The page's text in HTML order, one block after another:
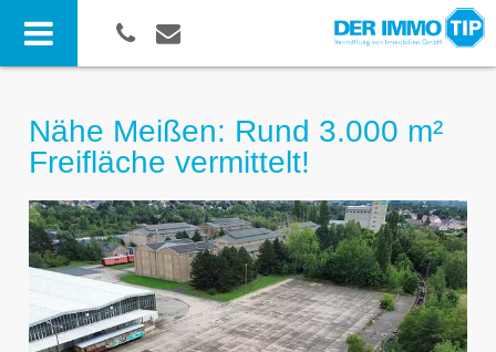
Nähe Meißen: Rund 3.000 m²
Freifläche vermittelt!